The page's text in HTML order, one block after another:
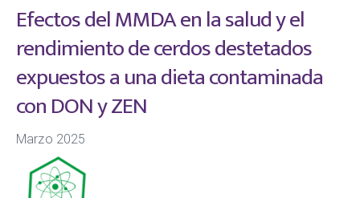
Efectos del MMDA en la salud y el
rendimiento de cerdos destetados
expuestos a una dieta contaminada
con DON y ZEN
Marzo 2025